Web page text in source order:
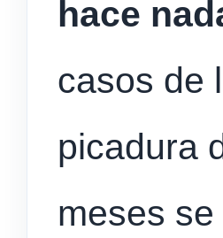
hace
casos de
picadura
meses